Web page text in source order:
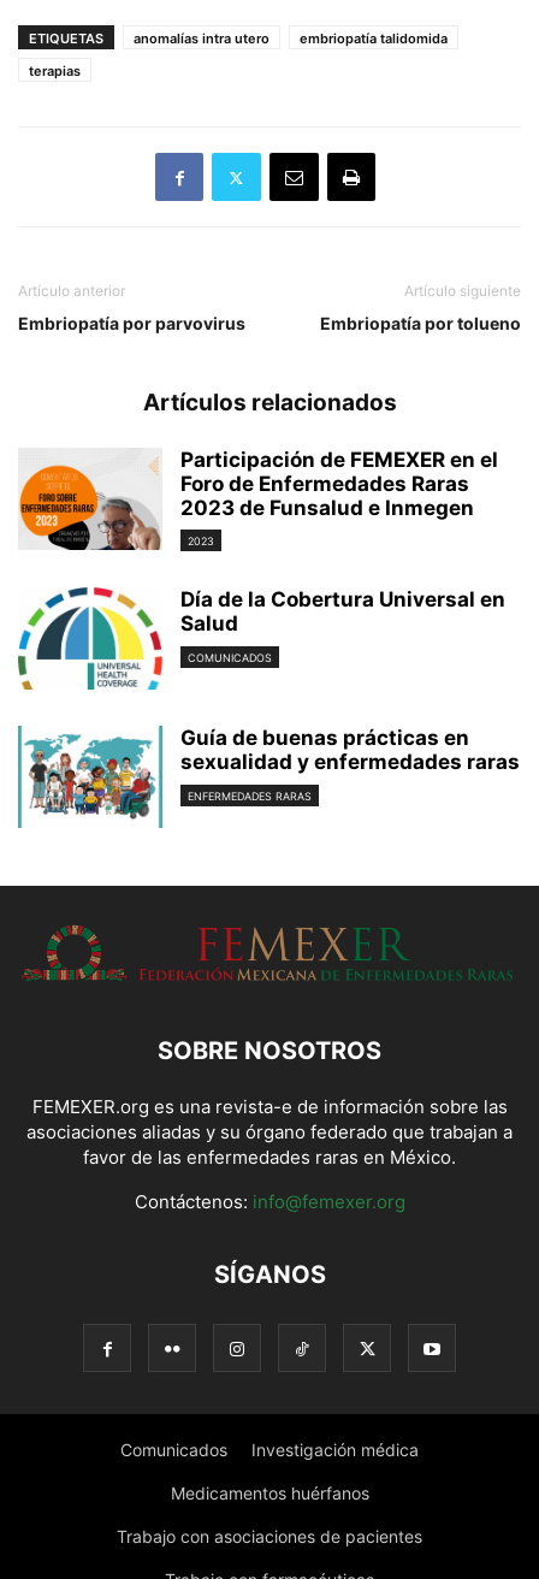
ETIQUETAS anomalías intra utero
embriopatía talidomida
terapias
Artículo anterior
Embriopatía por parvovirus
Artículo siguiente
Embriopatía por tolueno
Artículos relacionados
Participación de FEMEXER en el
Foro de Enfermedades Raras
2023 de Funsalud e Inmegen
2023
Día de la Cobertura Universal en
Salud
COMUNICADOS
Guía de buenas prácticas en
sexualidad y enfermedades raras
ENFERMEDADES RARAS
SOBRE NOSOTROS
FEMEXER.org es una revista-e de información sobre las
asociaciones aliadas y su órgano federado que trabajan a
favor de las enfermedades raras en México.
Contáctenos: info@femexer.org
SÍGANOS
Comunicados Investigación médica
Medicamentos huérfanos
Trabajo con asociaciones de pacientes